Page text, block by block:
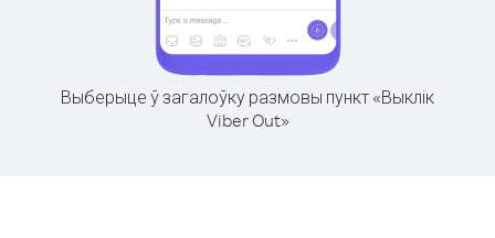
Выберыце ў загалоўку размовы пункт «Выклік
Viber Out»